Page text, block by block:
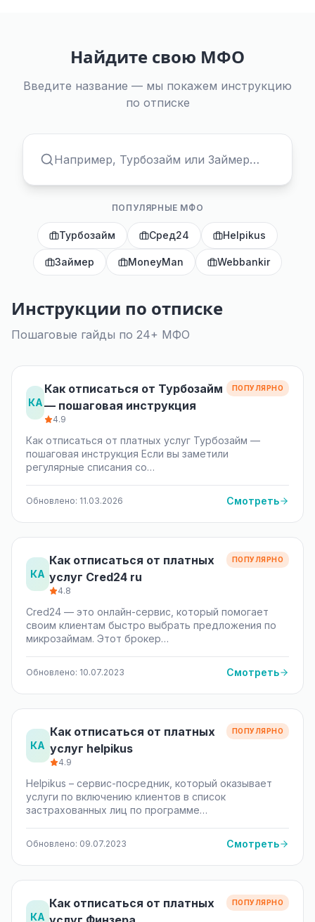
Найдите свою МФО
Введите название — мы покажем инструкцию
по отписке
ПОПУЛЯРНЫЕ МФО
Турбозайм Сред24 Helpikus
Займер MoneyMan Webbankir
Инструкции по отписке
Пошаговые гайды по 24+ МФО
КА
Как отписаться от Турбозайм
— пошаговая инструкция
4.9
ПОПУЛЯРНО
Как отписаться от платных услуг Турбозайм —
пошаговая инструкция Если вы заметили
регулярные списания со…
Обновлено: 11.03.2026 Смотреть
КА
Как отписаться от платных
услуг Сred24 ru
4.8
ПОПУЛЯРНО
Сred24 — это онлайн-сервис, который помогает
своим клиентам быстро выбрать предложения по
микрозаймам. Этот брокер…
Обновлено: 10.07.2023 Смотреть
КА
Как отписаться от платных
услуг helpikus
4.9
ПОПУЛЯРНО
Helpikus – сервис-посредник, который оказывает
услуги по включению клиентов в список
застрахованных лиц по программе…
Обновлено: 09.07.2023 Смотреть
КА
Как отписаться от платных
ПОПУЛЯРНО